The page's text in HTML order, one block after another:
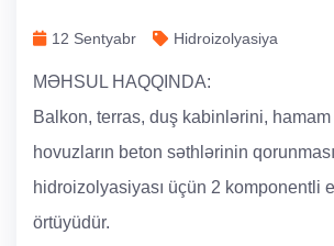
12 Sentyabr Hidroizolyasiya
MƏHSUL HAQQINDA:
Balkon, terras, duş kabinlərini,
hovuzların beton səthlərinin
hidroizolyasiyası üçün 2 komponentli
örtüyüdür.